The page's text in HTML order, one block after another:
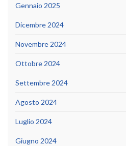
Gennaio 2025
Dicembre 2024
Novembre 2024
Ottobre 2024
Settembre 2024
Agosto 2024
Luglio 2024
Giugno 2024